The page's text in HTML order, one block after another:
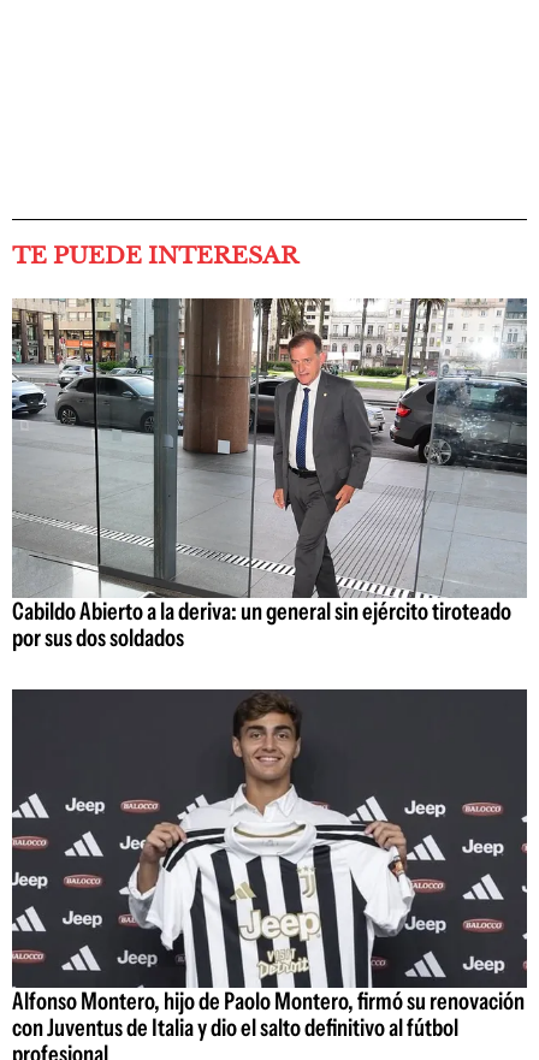
TE PUEDE INTERESAR
Cabildo Abierto a la deriva: un general sin ejército tiroteado
por sus dos soldados
Alfonso Montero, hijo de Paolo Montero, firmó su renovación
con Juventus de Italia y dio el salto definitivo al fútbol
profesional